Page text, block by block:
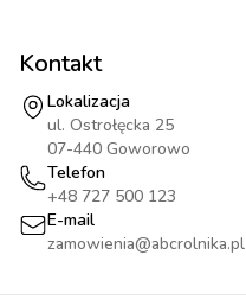
Kontakt
Lokalizacja
ul. Ostrołęcka 25
07-440 Goworowo
Telefon
+48 727 500 123
E-mail
zamowienia@abcrolnika.pl